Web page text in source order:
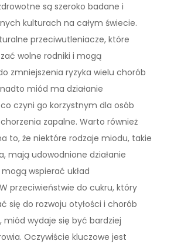
są szeroko badane i
kulturach na całym świecie.
przeciwutleniacze, które
wolne rodniki i mogą
zmniejszenia ryzyka wielu chorób
miód ma działanie
czyni go korzystnym dla osób
zapalne. Warto również
to, że niektóre rodzaje miodu, takie
mają udowodnione działanie
wspierać układ
przeciwieństwie do cukru, który
się do rozwoju otyłości i chorób
wydaje się być bardziej
Oczywiście kluczowe jest